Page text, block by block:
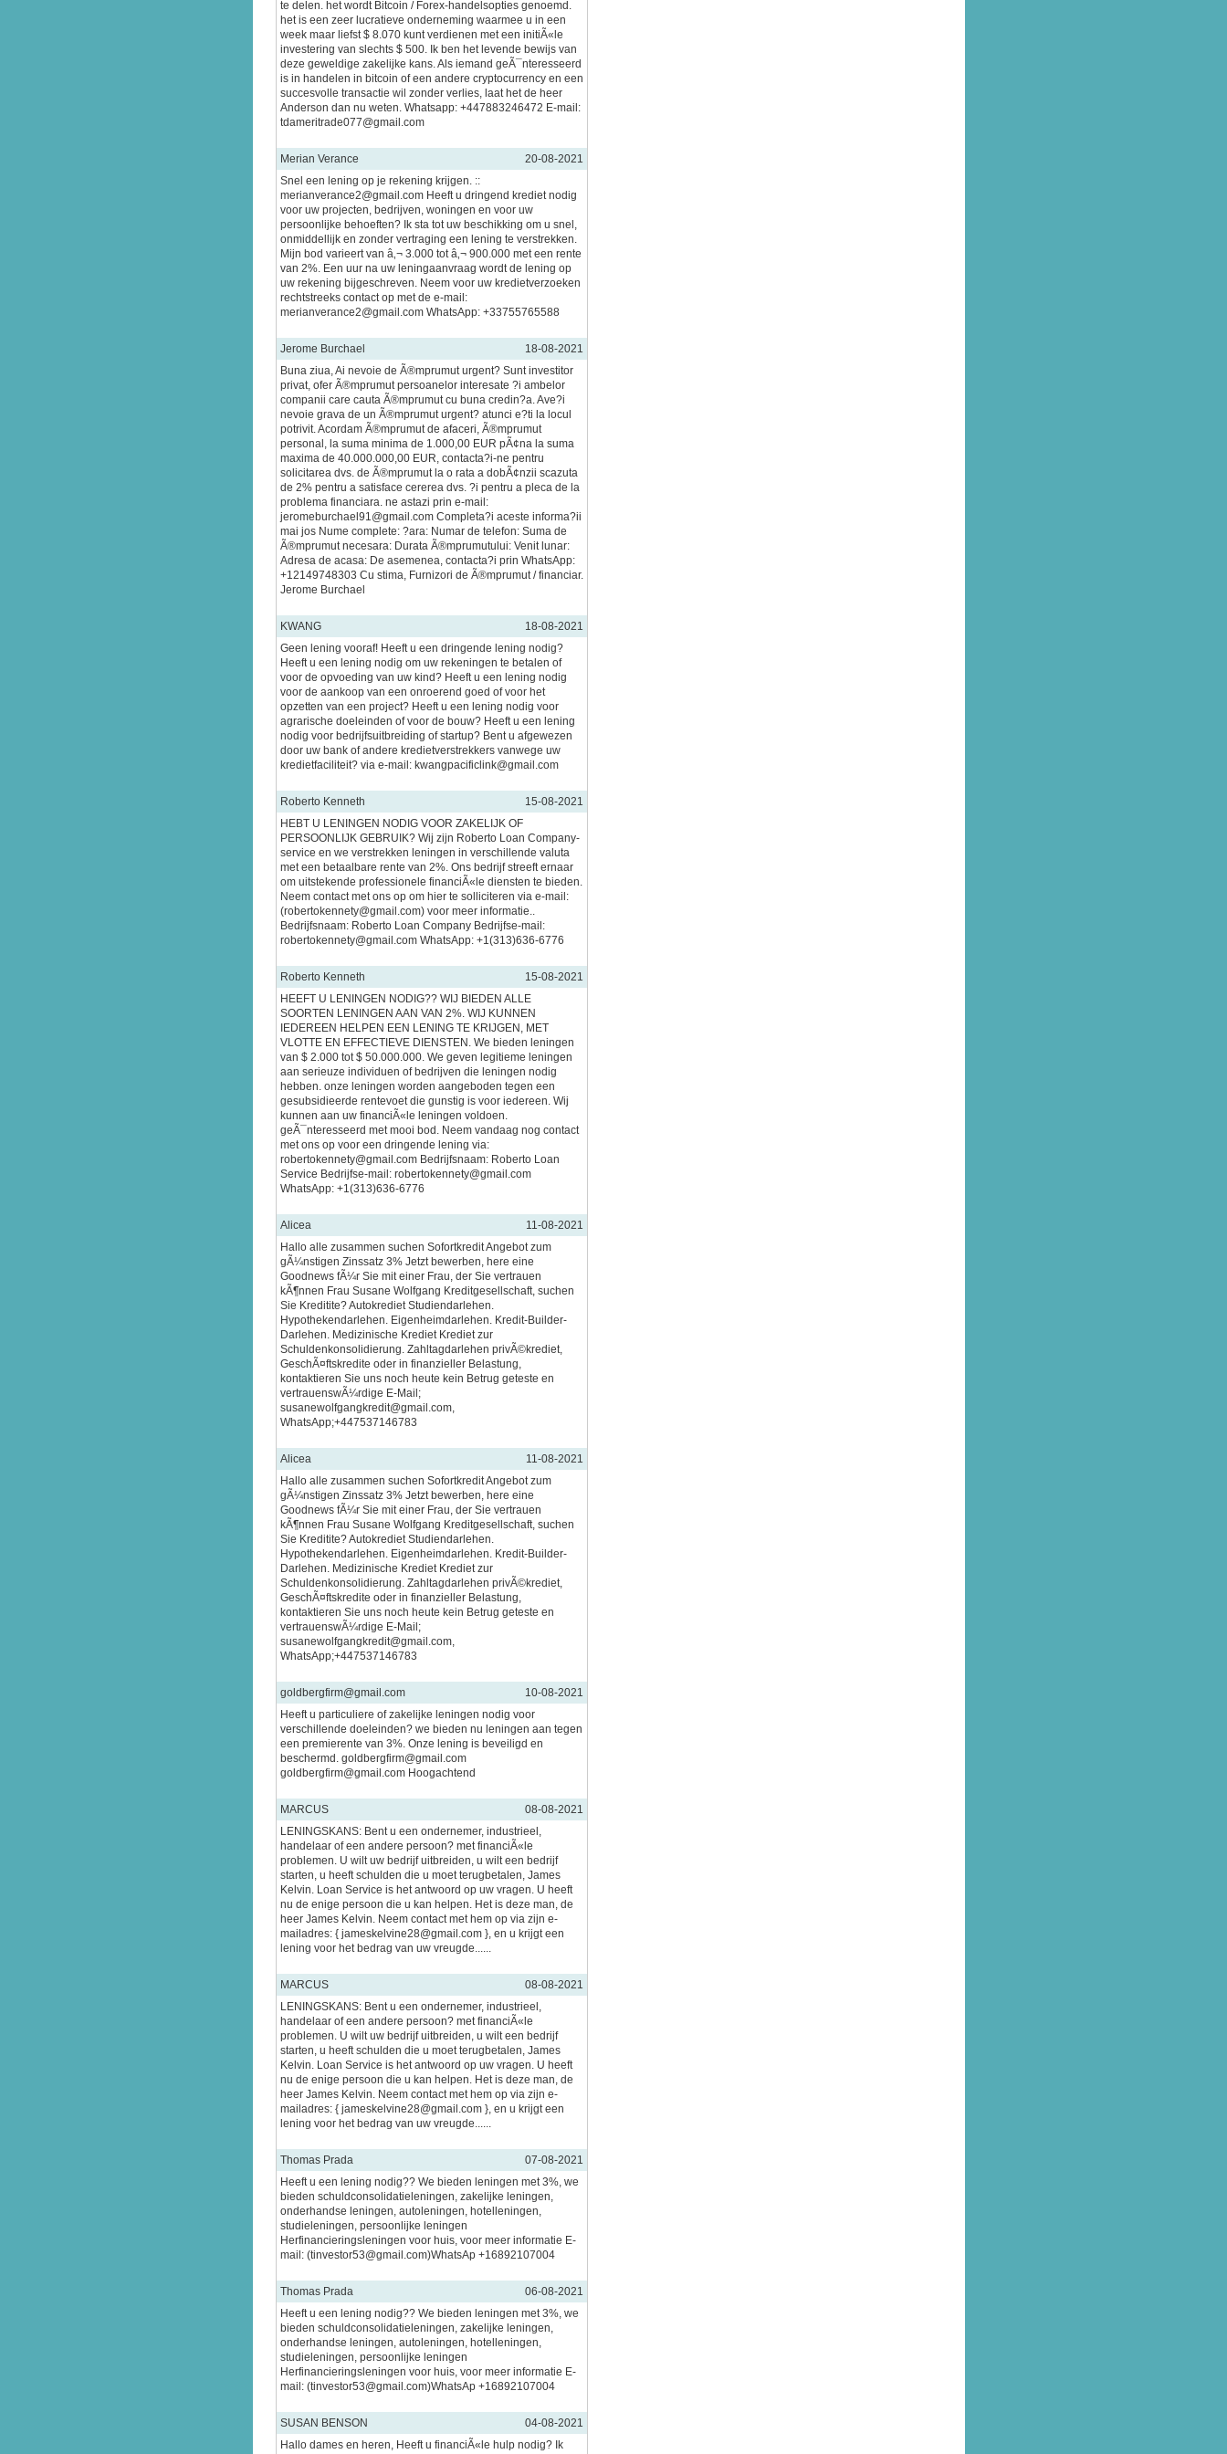
te delen. het wordt Bitcoin / Forex-handelsopties genoemd.
het is een zeer lucratieve onderneming waarmee u in een
week maar liefst $ 8.070 kunt verdienen met een initiÃ«le
investering van slechts $ 500. Ik ben het levende bewijs van
deze geweldige zakelijke kans. Als iemand geÃ¯nteresseerd
is in handelen in bitcoin of een andere cryptocurrency en een
succesvolle transactie wil zonder verlies, laat het de heer
Anderson dan nu weten. Whatsapp: +447883246472 E-mail:
tdameritrade077@gmail.com
Merian Verance
20-08-2021
Snel een lening op je rekening krijgen. ::
merianverance2@gmail.com Heeft u dringend krediet nodig
voor uw projecten, bedrijven, woningen en voor uw
persoonlijke behoeften? Ik sta tot uw beschikking om u snel,
onmiddellijk en zonder vertraging een lening te verstrekken.
Mijn bod varieert van â‚¬ 3.000 tot â‚¬ 900.000 met een rente
van 2%. Een uur na uw leningaanvraag wordt de lening op
uw rekening bijgeschreven. Neem voor uw kredietverzoeken
rechtstreeks contact op met de e-mail:
merianverance2@gmail.com WhatsApp: +33755765588
Jerome Burchael
18-08-2021
Buna ziua, Ai nevoie de Ã®mprumut urgent? Sunt investitor
privat, ofer Ã®mprumut persoanelor interesate ?i ambelor
companii care cauta Ã®mprumut cu buna credin?a. Ave?i
nevoie grava de un Ã®mprumut urgent? atunci e?ti la locul
potrivit. Acordam Ã®mprumut de afaceri, Ã®mprumut
personal, la suma minima de 1.000,00 EUR pÃ¢na la suma
maxima de 40.000.000,00 EUR, contacta?i-ne pentru
solicitarea dvs. de Ã®mprumut la o rata a dobÃ¢nzii scazuta
de 2% pentru a satisface cererea dvs. ?i pentru a pleca de la
problema financiara. ne astazi prin e-mail:
jeromeburchael91@gmail.com Completa?i aceste informa?ii
mai jos Nume complete: ?ara: Numar de telefon: Suma de
Ã®mprumut necesara: Durata Ã®mprumutului: Venit lunar:
Adresa de acasa: De asemenea, contacta?i prin WhatsApp:
+12149748303 Cu stima, Furnizori de Ã®mprumut / financiar.
Jerome Burchael
KWANG
18-08-2021
Geen lening vooraf! Heeft u een dringende lening nodig?
Heeft u een lening nodig om uw rekeningen te betalen of
voor de opvoeding van uw kind? Heeft u een lening nodig
voor de aankoop van een onroerend goed of voor het
opzetten van een project? Heeft u een lening nodig voor
agrarische doeleinden of voor de bouw? Heeft u een lening
nodig voor bedrijfsuitbreiding of startup? Bent u afgewezen
door uw bank of andere kredietverstrekkers vanwege uw
kredietfaciliteit? via e-mail: kwangpacificlink@gmail.com
Roberto Kenneth
15-08-2021
HEBT U LENINGEN NODIG VOOR ZAKELIJK OF
PERSOONLIJK GEBRUIK? Wij zijn Roberto Loan Company-
service en we verstrekken leningen in verschillende valuta
met een betaalbare rente van 2%. Ons bedrijf streeft ernaar
om uitstekende professionele financiÃ«le diensten te bieden.
Neem contact met ons op om hier te solliciteren via e-mail:
(robertokennety@gmail.com) voor meer informatie..
Bedrijfsnaam: Roberto Loan Company Bedrijfse-mail:
robertokennety@gmail.com WhatsApp: +1(313)636-6776
Roberto Kenneth
15-08-2021
HEEFT U LENINGEN NODIG?? WIJ BIEDEN ALLE
SOORTEN LENINGEN AAN VAN 2%. WIJ KUNNEN
IEDEREEN HELPEN EEN LENING TE KRIJGEN, MET
VLOTTE EN EFFECTIEVE DIENSTEN. We bieden leningen
van $ 2.000 tot $ 50.000.000. We geven legitieme leningen
aan serieuze individuen of bedrijven die leningen nodig
hebben. onze leningen worden aangeboden tegen een
gesubsidieerde rentevoet die gunstig is voor iedereen. Wij
kunnen aan uw financiÃ«le leningen voldoen.
geÃ¯nteresseerd met mooi bod. Neem vandaag nog contact
met ons op voor een dringende lening via:
robertokennety@gmail.com Bedrijfsnaam: Roberto Loan
Service Bedrijfse-mail: robertokennety@gmail.com
WhatsApp: +1(313)636-6776
Alicea
11-08-2021
Hallo alle zusammen suchen Sofortkredit Angebot zum
gÃ¼nstigen Zinssatz 3% Jetzt bewerben, here eine
Goodnews fÃ¼r Sie mit einer Frau, der Sie vertrauen
kÃ¶nnen Frau Susane Wolfgang Kreditgesellschaft, suchen
Sie Kreditite? Autokrediet Studiendarlehen.
Hypothekendarlehen. Eigenheimdarlehen. Kredit-Builder-
Darlehen. Medizinische Krediet Krediet zur
Schuldenkonsolidierung. Zahltagdarlehen privÃ©krediet,
GeschÃ¤ftskredite oder in finanzieller Belastung,
kontaktieren Sie uns noch heute kein Betrug geteste en
vertrauenswÃ¼rdige E-Mail;
susanewolfgangkredit@gmail.com,
WhatsApp;+447537146783
Alicea
11-08-2021
Hallo alle zusammen suchen Sofortkredit Angebot zum
gÃ¼nstigen Zinssatz 3% Jetzt bewerben, here eine
Goodnews fÃ¼r Sie mit einer Frau, der Sie vertrauen
kÃ¶nnen Frau Susane Wolfgang Kreditgesellschaft, suchen
Sie Kreditite? Autokrediet Studiendarlehen.
Hypothekendarlehen. Eigenheimdarlehen. Kredit-Builder-
Darlehen. Medizinische Krediet Krediet zur
Schuldenkonsolidierung. Zahltagdarlehen privÃ©krediet,
GeschÃ¤ftskredite oder in finanzieller Belastung,
kontaktieren Sie uns noch heute kein Betrug geteste en
vertrauenswÃ¼rdige E-Mail;
susanewolfgangkredit@gmail.com,
WhatsApp;+447537146783
goldbergfirm@gmail.com
10-08-2021
Heeft u particuliere of zakelijke leningen nodig voor
verschillende doeleinden? we bieden nu leningen aan tegen
een premierente van 3%. Onze lening is beveiligd en
beschermd. goldbergfirm@gmail.com
goldbergfirm@gmail.com Hoogachtend
MARCUS
08-08-2021
LENINGSKANS: Bent u een ondernemer, industrieel,
handelaar of een andere persoon? met financiÃ«le
problemen. U wilt uw bedrijf uitbreiden, u wilt een bedrijf
starten, u heeft schulden die u moet terugbetalen, James
Kelvin. Loan Service is het antwoord op uw vragen. U heeft
nu de enige persoon die u kan helpen. Het is deze man, de
heer James Kelvin. Neem contact met hem op via zijn e-
mailadres: { jameskelvine28@gmail.com }, en u krijgt een
lening voor het bedrag van uw vreugde......
MARCUS
08-08-2021
LENINGSKANS: Bent u een ondernemer, industrieel,
handelaar of een andere persoon? met financiÃ«le
problemen. U wilt uw bedrijf uitbreiden, u wilt een bedrijf
starten, u heeft schulden die u moet terugbetalen, James
Kelvin. Loan Service is het antwoord op uw vragen. U heeft
nu de enige persoon die u kan helpen. Het is deze man, de
heer James Kelvin. Neem contact met hem op via zijn e-
mailadres: { jameskelvine28@gmail.com }, en u krijgt een
lening voor het bedrag van uw vreugde......
Thomas Prada
07-08-2021
Heeft u een lening nodig?? We bieden leningen met 3%, we
bieden schuldconsolidatieleningen, zakelijke leningen,
onderhandse leningen, autoleningen, hotelleningen,
studieleningen, persoonlijke leningen
Herfinancieringsleningen voor huis, voor meer informatie E-
mail: (tinvestor53@gmail.com)WhatsAp +16892107004
Thomas Prada
06-08-2021
Heeft u een lening nodig?? We bieden leningen met 3%, we
bieden schuldconsolidatieleningen, zakelijke leningen,
onderhandse leningen, autoleningen, hotelleningen,
studieleningen, persoonlijke leningen
Herfinancieringsleningen voor huis, voor meer informatie E-
mail: (tinvestor53@gmail.com)WhatsAp +16892107004
SUSAN BENSON
04-08-2021
Hallo dames en heren, Heeft u financiÃ«le hulp nodig? Ik